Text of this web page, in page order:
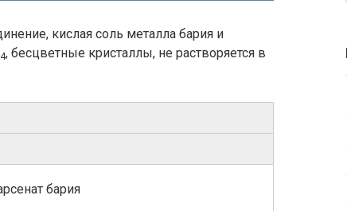
кислая соль металла бария и
4, бесцветные кристаллы, не растворяется в
бария